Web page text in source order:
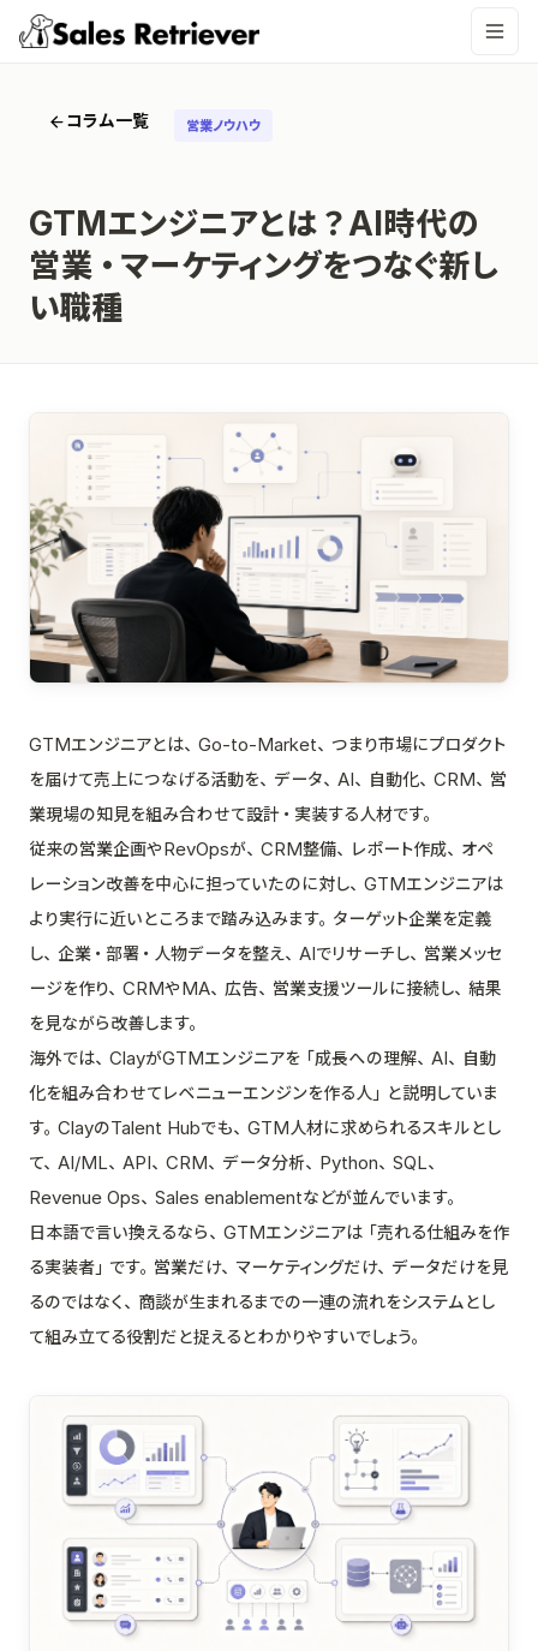
コラム一覧 営業ノウハウ
GTMエンジニアとは？AI時代の
営業・マーケティングをつなぐ新し
い職種
GTMエンジニアとは、Go-to-Market、つまり市場にプロダクト
を届けて売上につなげる活動を、データ、AI、自動化、CRM、営
業現場の知見を組み合わせて設計・実装する人材です。
従来の営業企画やRevOpsが、CRM整備、レポート作成、オペ
レーション改善を中心に担っていたのに対し、GTMエンジニアは
より実行に近いところまで踏み込みます。ターゲット企業を定義
し、企業・部署・人物データを整え、AIでリサーチし、営業メッセ
ージを作り、CRMやMA、広告、営業支援ツールに接続し、結果
を見ながら改善します。
海外では、ClayがGTMエンジニアを「成長への理解、AI、自動
化を組み合わせてレベニューエンジンを作る人」と説明していま
す。ClayのTalent Hubでも、GTM人材に求められるスキルとし
て、AI/ML、API、CRM、データ分析、Python、SQL、
Revenue Ops、Sales enablementなどが並んでいます。
日本語で言い換えるなら、GTMエンジニアは「売れる仕組みを作
る実装者」です。営業だけ、マーケティングだけ、データだけを見
るのではなく、商談が生まれるまでの一連の流れをシステムとし
て組み立てる役割だと捉えるとわかりやすいでしょう。